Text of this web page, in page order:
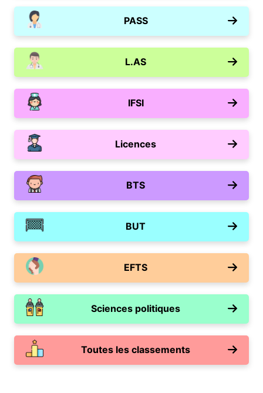
PASS
L.AS
IFSI
Licences
BTS
BUT
EFTS
Sciences politiques
Toutes les classements